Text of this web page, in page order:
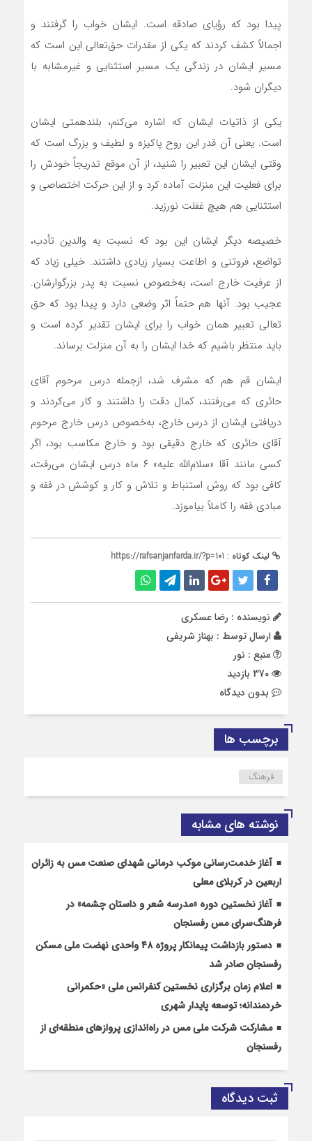
پیدا بود که رؤیای صادقه است. ایشان خواب را گرفتند و
اجمالاً کشف کردند که یکی از مقدرات حق‌تعالی این است که
مسیر ایشان در زندگی یک مسیر استثنایی و غیرمشابه با
دیگران شود.
یکی از ذاتیات ایشان که اشاره می‌کنم، بلندهمتی ایشان
است. یعنی آن‌ قدر این روح پاکیزه و لطیف و بزرگ است که
وقتی ایشان این تعبیر را شنید، از آن موقع تدریجاً خودش را
برای فعلیت این منزلت آماده کرد و از این حرکت اختصاصی و
استثنایی هم هیچ غفلت نورزید.
خصیصه دیگر ایشان این بود که نسبت به والدین تأدب،
تواضع، فروتنی و اطاعت بسیار زیادی داشتند. خیلی زیاد که
از عرفیت خارج است، به‌خصوص نسبت به پدر بزرگوارشان.
عجیب بود. آنها هم حتماً اثر وضعی دارد و پیدا بود که حق
تعالی تعبیر همان خواب را برای ایشان تقدیر کرده است و
باید منتظر باشیم که خدا ایشان را به آن منزلت برساند.
ایشان قم هم که مشرف شد، ازجمله درس مرحوم آقای
حائری که می‌رفتند، کمال دقت را داشتند و کار می‌کردند و
دریافتی ایشان از درس خارج، به‌خصوص درس خارج مرحوم
آقای حائری که خارج دقیقی بود و خارج مکاسب بود، اگر
کسی مانند آقا «سلام‌الله علیه» ۶ ماه درس ایشان می‌رفت،
کافی بود که روش استنباط و تلاش و کار و کوشش در فقه و
مبادی فقه را کاملاً بیاموزد.
لینک کوتاه : https://rafsanjanfarda.ir/?p=101
نویسنده : رضا عسکری
ارسال توسط : بهناز شریفی
منبع : نور
بدون دیدگاه
برچسب ها
فرهنگ
نوشته های مشابه
آغاز خدمت‌رسانی موکب درمانی شهدای صنعت مس به زائران
اربعین در کربلای معلی
آغاز نخستین دوره «مدرسه شعر و داستان چشمه» در
فرهنگ‌سرای مس رفسنجان
دستور بازداشت پیمانکار پروژه ۴۸ واحدی نهضت ملی مسکن
رفسنجان صادر شد
اعلام زمان برگزاری نخستین کنفرانس ملی «حکمرانی
خردمندانه؛ توسعه پایدار شهری
مشارکت شرکت ملی مس در راه‌اندازی پروازهای منطقه‌ای از
رفسنجان
ثبت دیدگاه